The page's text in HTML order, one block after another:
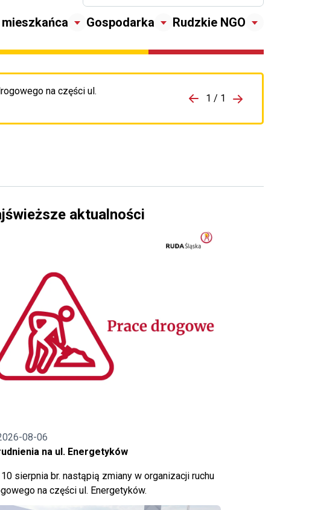
mieszkańca Gospodarka Rudzkie NGO
na części ul.
Przejdź do porzpedniego komunikatu 1 / 1
Przejdź do
aktualności
08-06
na ul. Energetyków
sierpnia br. nastąpią zmiany w organizacji ruchu
na części ul. Energetyków.